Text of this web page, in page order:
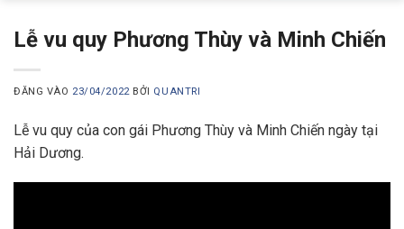
Lễ vu quy Phương Thùy và Minh Chiến
ĐĂNG VÀO 23/04/2022 BỞI QUANTRI
Lễ vu quy của con gái Phương Thùy và Minh Chiến ngày tại
Hải Dương.